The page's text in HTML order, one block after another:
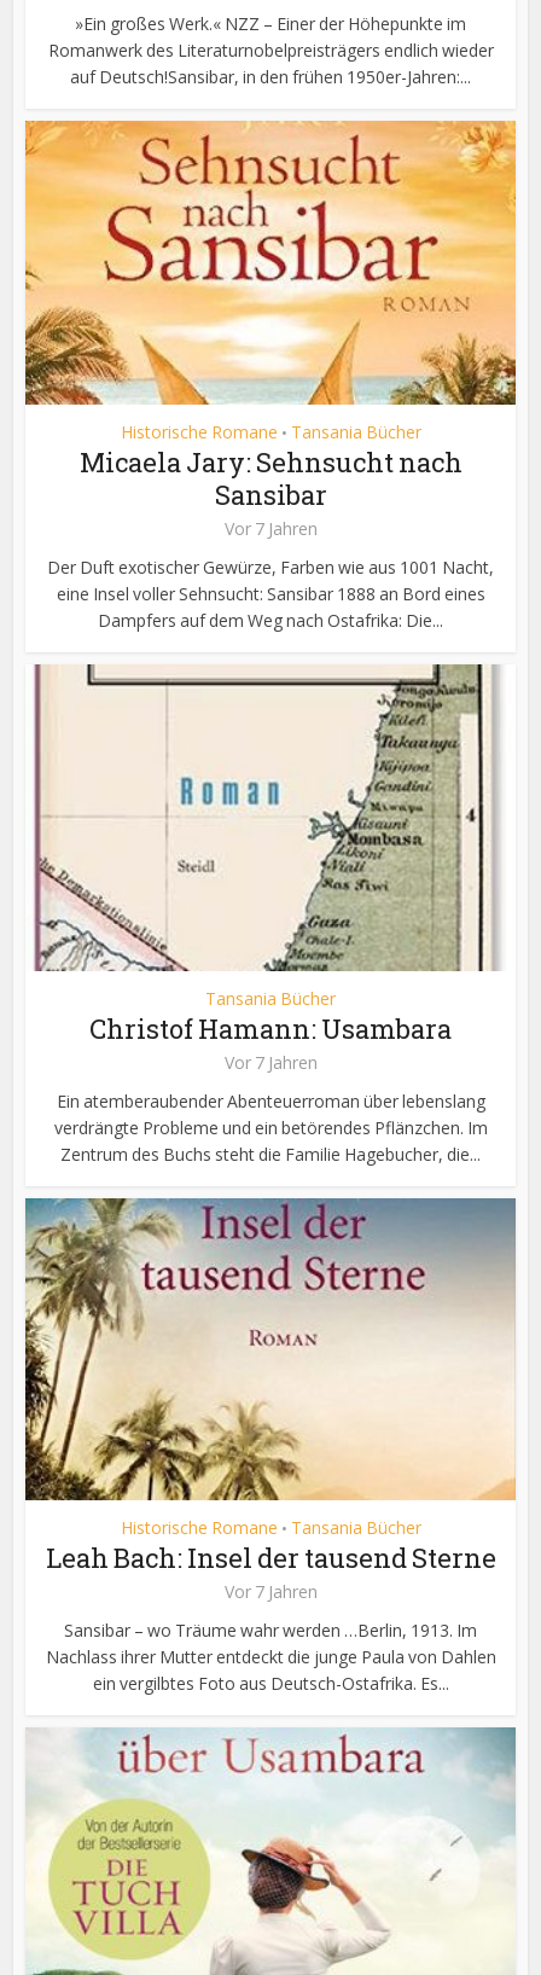
»Ein großes Werk.« NZZ – Einer der Höhepunkte im
Romanwerk des Literaturnobelpreisträgers endlich wieder
auf Deutsch!Sansibar, in den frühen 1950er-Jahren:...
Historische Romane • Tansania Bücher
Micaela Jary: Sehnsucht nach
Sansibar
Vor 7 Jahren
Der Duft exotischer Gewürze, Farben wie aus 1001 Nacht,
eine Insel voller Sehnsucht: Sansibar 1888 an Bord eines
Dampfers auf dem Weg nach Ostafrika: Die...
Tansania Bücher
Christof Hamann: Usambara
Vor 7 Jahren
Ein atemberaubender Abenteuerroman über lebenslang
verdrängte Probleme und ein betörendes Pflänzchen. Im
Zentrum des Buchs steht die Familie Hagebucher, die...
Historische Romane • Tansania Bücher
Leah Bach: Insel der tausend Sterne
Vor 7 Jahren
Sansibar – wo Träume wahr werden …Berlin, 1913. Im
Nachlass ihrer Mutter entdeckt die junge Paula von Dahlen
ein vergilbtes Foto aus Deutsch-Ostafrika. Es...